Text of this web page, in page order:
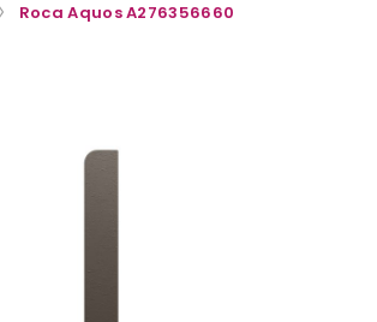
Roca Aquos A276356660